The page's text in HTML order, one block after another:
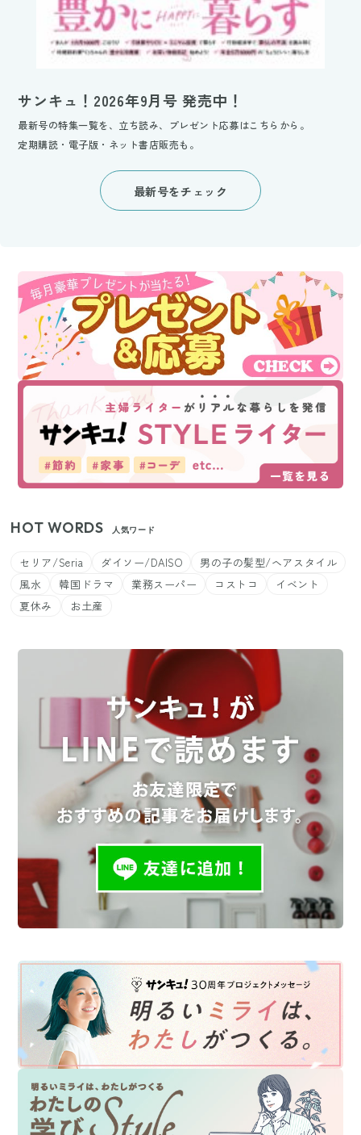
サンキュ！2026年9月号 発売中！
最新号の特集一覧を、立ち読み、プレゼント応募はこちらから。
定期購読・電子版・ネット書店販売も。
最新号をチェック
HOT WORDS 人気ワード
セリア/Seria ダイソー/DAISO
男の子の髪型/ヘアスタイル
風水
韓国ドラマ 業務スーパー コストコ
イベント
夏休み
お土産